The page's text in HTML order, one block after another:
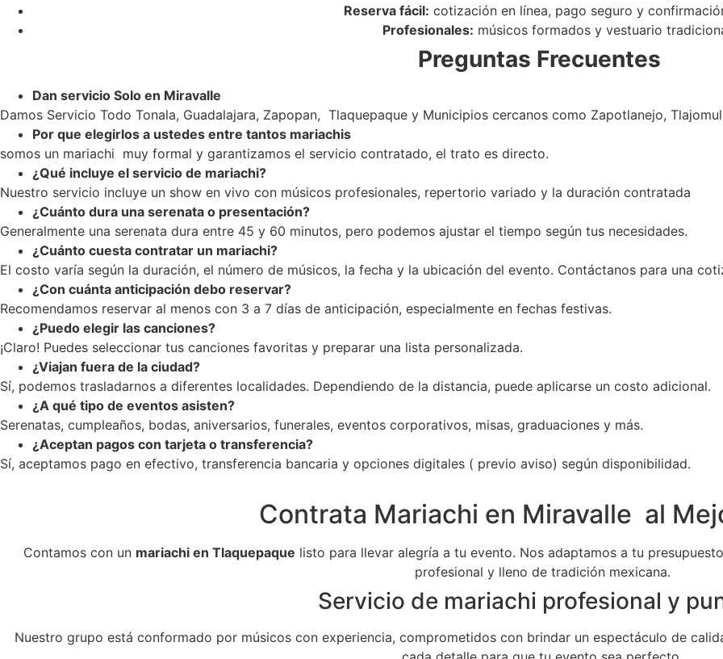
Reserva fácil: cotización en línea, pago seguro y
Profesionales: músicos formados y vestuario
Preguntas Frecuentes
Dan servicio Solo en Miravalle
Damos Servicio Todo Tonala, Guadalajara, Zapopan, Tlaquepaque y Municipios cercanos como Zapotlanejo,
Por que elegirlos a ustedes entre tantos mariachis
somos un mariachi muy formal y garantizamos el servicio contratado, el trato es directo.
¿Qué incluye el servicio de mariachi?
Nuestro servicio incluye un show en vivo con músicos profesionales, repertorio variado y la duración contratada
¿Cuánto dura una serenata o presentación?
Generalmente una serenata dura entre 45 y 60 minutos, pero podemos ajustar el tiempo según tus necesidades.
¿Cuánto cuesta contratar un mariachi?
El costo varía según la duración, el número de músicos, la fecha y la ubicación del evento. Contáctanos para una
¿Con cuánta anticipación debo reservar?
Recomendamos reservar al menos con 3 a 7 días de anticipación, especialmente en fechas festivas.
¿Puedo elegir las canciones?
¡Claro! Puedes seleccionar tus canciones favoritas y preparar una lista personalizada.
¿Viajan fuera de la ciudad?
Sí, podemos trasladarnos a diferentes localidades. Dependiendo de la distancia, puede aplicarse un costo adicional.
¿A qué tipo de eventos asisten?
Serenatas, cumpleaños, bodas, aniversarios, funerales, eventos corporativos, misas, graduaciones y más.
¿Aceptan pagos con tarjeta o transferencia?
Sí, aceptamos pago en efectivo, transferencia bancaria y opciones digitales ( previo aviso) según disponibilidad.
Contrata Mariachi en Miravalle al
Contamos con un mariachi en Tlaquepaque listo para llevar alegría a tu evento. Nos adaptamos a tu
profesional y lleno de tradición mexicana.
Servicio de mariachi profesional y
Nuestro grupo está conformado por músicos con experiencia, comprometidos con brindar un espectáculo de